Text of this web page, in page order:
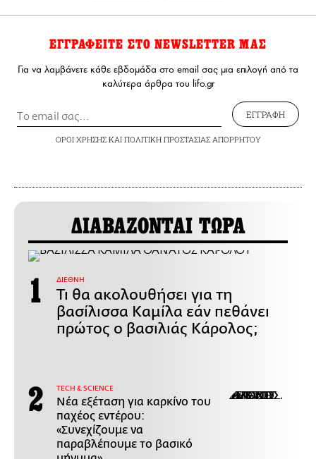
ΕΓΓΡΑΦΕΙΤΕ ΣΤΟ NEWSLETTER ΜΑΣ
Για να λαμβάνετε κάθε εβδομάδα στο email σας μια επιλογή από τα
καλύτερα άρθρα του lifo.gr
ΕΓΓΡΑΦΗ
ΟΡΟΙ ΧΡΗΣΗΣΚΑΙ ΠΟΛΙΤΙΚΗ ΠΡΟΣΤΑΣΙΑΣ ΑΠΟΡΡΗΤΟΥ
ΔΙΑΒΑΖΟΝΤΑΙ ΤΩΡΑ
ΔΙΕΘΝΗ
Τι θα ακολουθήσει για τη
βασίλισσα Καμίλα εάν πεθάνει
πρώτος ο βασιλιάς Κάρολος;
ΤECH & SCIENCE
Νέα εξέταση για καρκίνο του
παχέος εντέρου:
«Συνεχίζουμε να
παραβλέπουμε το βασικό